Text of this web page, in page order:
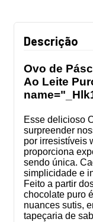
Descrição
Ovo de
Ao Leite
Esse delicioso
surpreender
por irresistíveis
proporciona
sendo única.
simplicidade e
Feito a partir
chocolate puro
nuances sutis,
tapeçaria de